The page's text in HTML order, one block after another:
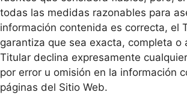
todas las medidas razonables para
información contenida es correcta, el
garantiza que sea exacta, completa o
Titular declina expresamente
por error u omisión en la información
páginas del Sitio Web.